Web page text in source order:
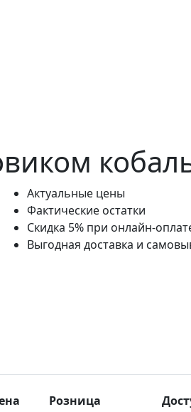
Актуальные цены
Фактические остатки
Скидка 5% при онлайн-
Выгодная доставка и
Розница